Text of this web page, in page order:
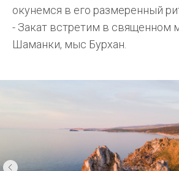
окунемся в его размеренный
- Закат встретим в священном
Шаманки, мыс Бурхан.